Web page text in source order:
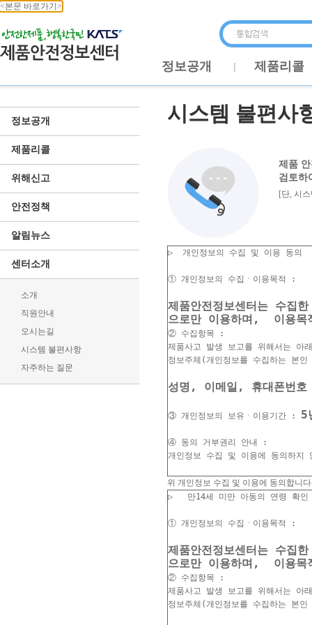
<본문 바로가기>
정보공개 제품리콜
정보공개
제품리콜
위해신고
안전정책
알림뉴스
센터소개
소개
직원안내
오시는길
시스템 불편사항
자주하는 질문
시스템 불편사
제품
검토하
[단, 시
▷  개인정보의 수집 및 이용 동의
제품안전정보센터는 수집
② 수집항목 :
제품사고 발생 보고를 위해서는 아
③ 개인정보의 보유ㆍ이용기간 : 5
④ 동의 거부권리 안내 :
개인정보 수집 및 이용에 동의하지
위 개인정보 수집 및 이용에 동의합
▷   만14세 미만 아동의 연령 확인
제품안전정보센터는 수집
② 수집항목 :
제품사고 발생 보고를 위해서는 아